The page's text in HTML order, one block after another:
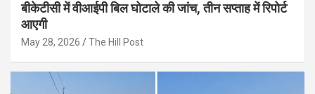
बीकेटीसी में वीआईपी बिल घोटाले की जांच, तीन सप्ताह में रिपोर्ट
आएगी
May 28, 2026 The Hill Post